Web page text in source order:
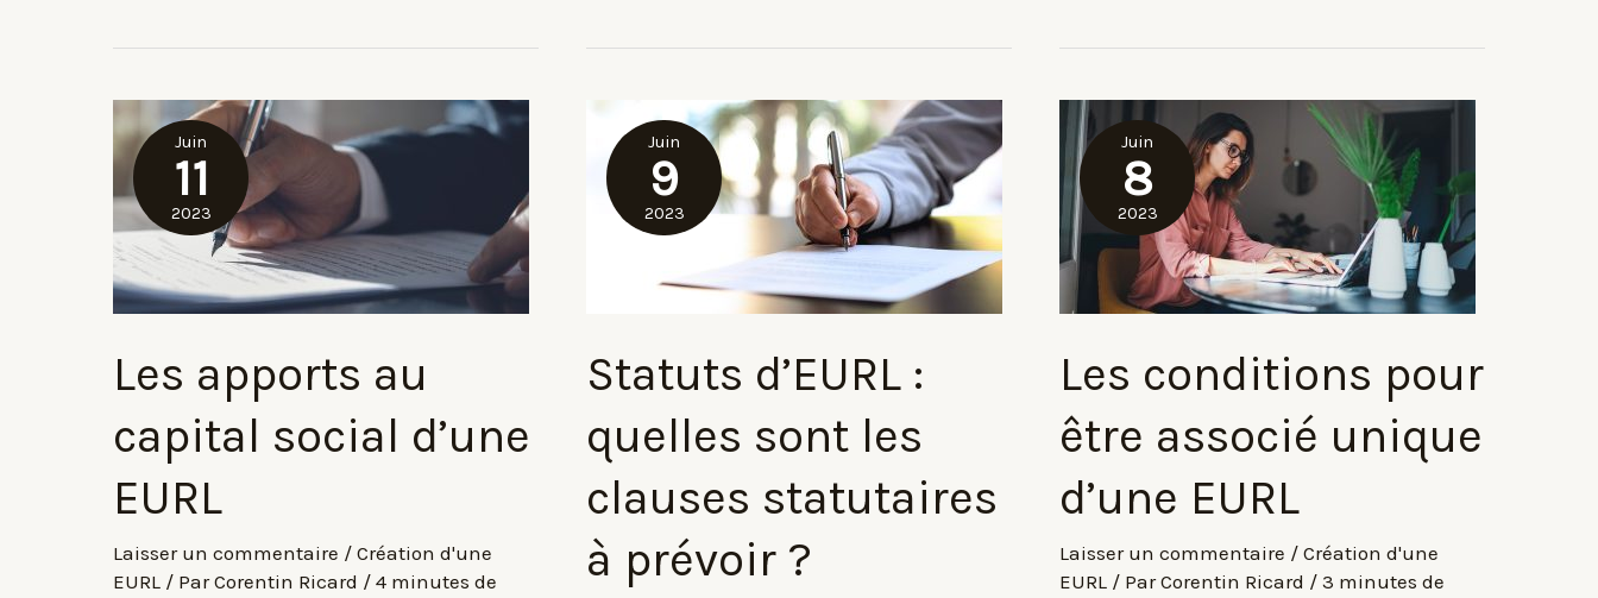
la
d’une
EURL
?
en
en
Juin
11
2023
Les apports au
capital social d’une
EURL
Laisser un commentaire / Création d'une
EURL / ParCorentin Ricard / 4 minutes de
Juin
9
2023
Statuts d’EURL :
quelles sont les
clauses statutaires
à prévoir ?
Juin
8
2023
Les conditions pour
être associé unique
d’une EURL
Laisser un commentaire / Création d'une
EURL / ParCorentin Ricard / 3 minutes de